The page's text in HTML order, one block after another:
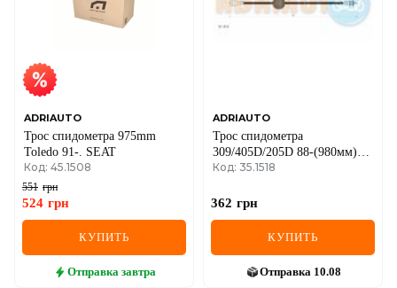
ADRIAUTO
Трос спидометра 975mm
Toledo 91-. SEAT
Код: 45.1508
551 грн
524 грн
КУПИТЬ
Отправка завтра
ADRIAUTO
Трос спидометра
309/405D/205D 88-(980мм)
PEUGEOT
Код: 35.1518
362 грн
КУПИТЬ
Отправка 10.08